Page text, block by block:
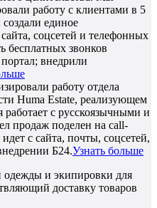
работу с клиентами в 5
единое
соцсетей и телефонных
бесплатных звонков
внедрили
работу отдела
Huma Estate, реализующем
с русскоязычными и
продаж поделен на call-
с сайта, почты, соцсетей,
Б24.Узнать больше
одежды и экипировки для
доставку товаров